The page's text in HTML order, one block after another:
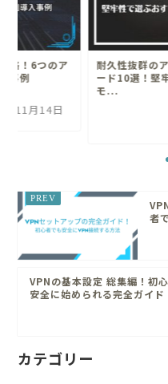
略！6つのア
事例
年11月14日
耐久性抜群の
ード10選！堅
モ...
者
VPNの基本設定 総集編！初
安全に始められる完全ガイド
カテゴリー